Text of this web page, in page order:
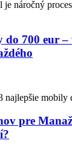
náročný
do 700 eur
najlepšie
pre